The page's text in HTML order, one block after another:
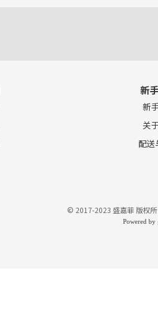
新
新
关
配送
© 2017-2023 盛嘉菲 版权
Powered by